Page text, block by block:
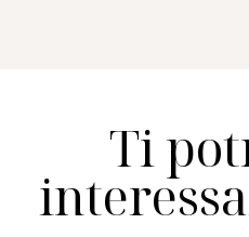
Ti